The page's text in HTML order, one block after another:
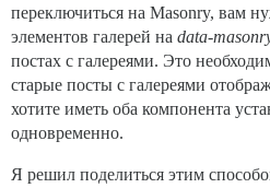
переключиться на Masonry, вам
элементов галерей на data-
постах с галереями. Это
старые посты с галереями
хотите иметь оба компонента
одновременно.
Я решил поделиться этим